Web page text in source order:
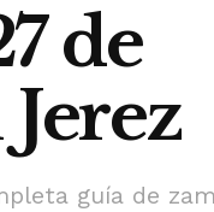
de
guía de